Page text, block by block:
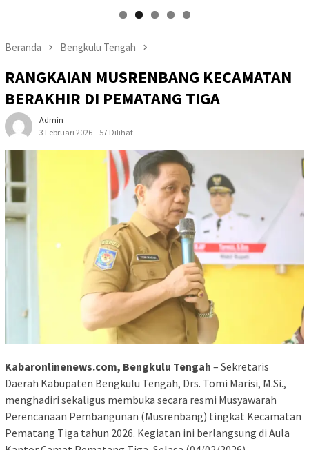
Beranda Bengkulu Tengah
RANGKAIAN MUSRENBANG KECAMATAN
BERAKHIR DI PEMATANG TIGA
Admin
3 Februari 2026
57 Dilihat
Kabaronlinenews.com, Bengkulu Tengah – Sekretaris
Daerah Kabupaten Bengkulu Tengah, Drs. Tomi Marisi, M.Si.,
menghadiri sekaligus membuka secara resmi Musyawarah
Perencanaan Pembangunan (Musrenbang) tingkat Kecamatan
Pematang Tiga tahun 2026. Kegiatan ini berlangsung di Aula